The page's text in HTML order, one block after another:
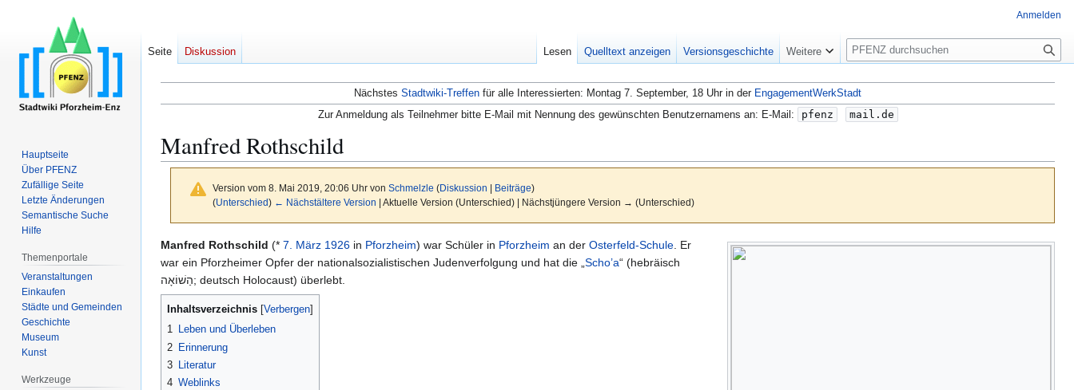
Nächstes Stadtwiki-Treffen für alle Interessierten: Montag 7. September, 18 Uhr in der EngagementWerkStadt
Zur Anmeldung als Teilnehmer bitte E-Mail mit Nennung des gewünschten Benutzernamens an: E-Mail:
pfenz mail.de
Manfred Rothschild
Version vom 8. Mai 2019, 20:06 Uhr von Schmelzle (Diskussion | Beiträge)
(Unterschied) ← Nächstältere Version | Aktuelle Version (Unterschied) | Nächstjüngere Version → (Unterschied)
Zur
Navigation
springen
Zur
Suche
springen
Manfred Rothschild (* 7. März 1926 in Pforzheim) war Schüler in Pforzheim an der Osterfeld-Schule. Er
war ein Pforzheimer Opfer der nationalsozialistischen Judenverfolgung und hat die „Scho’a“ (hebräisch
הַשׁוֹאָה; deutsch Holocaust) überlebt.
Inhaltsverzeichnis
1 Leben und Überleben
2 Erinnerung
3
Literatur
4 Weblinks
Anmelden
Seite Diskussion Lesen Quelltext anzeigen Versionsgeschichte Weitere
S
u
c
h
e
Hauptseite
Über PFENZ
Zufällige Seite
Letzte Änderungen
Semantische Suche
Hilfe
Themenportale
Veranstaltungen
Einkaufen
Städte und Gemeinden
Geschichte
Museum
Kunst
Werkzeuge